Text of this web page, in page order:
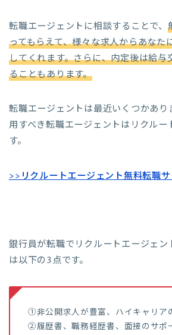
転職エージェントに相談することで、
ってもらえて、様々な求人からあなた
してくれます。さらに、内定後は給与
ることもあります。
転職エージェントは最近いくつかあり
用すべき転職エージェントはリクルー
す。
>>リクルートエージェント無料転職
銀行員が転職でリクルートエージェン
は以下の3点です。
①非公開求人が豊富、ハイキャリア
②履歴書、職務経歴書、面接のサポ